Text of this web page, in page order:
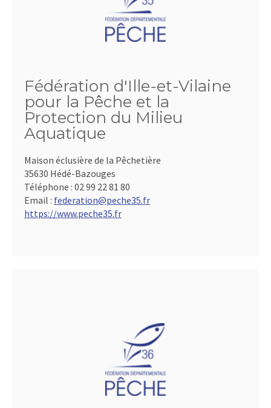
Fédération d'Ille-et-Vilaine
pour la Pêche et la
Protection du Milieu
Aquatique
Maison éclusière de la Pêchetière
35630 Hédé-Bazouges
Téléphone : 02 99 22 81 80
Email : federation@peche35.fr
https://www.peche35.fr